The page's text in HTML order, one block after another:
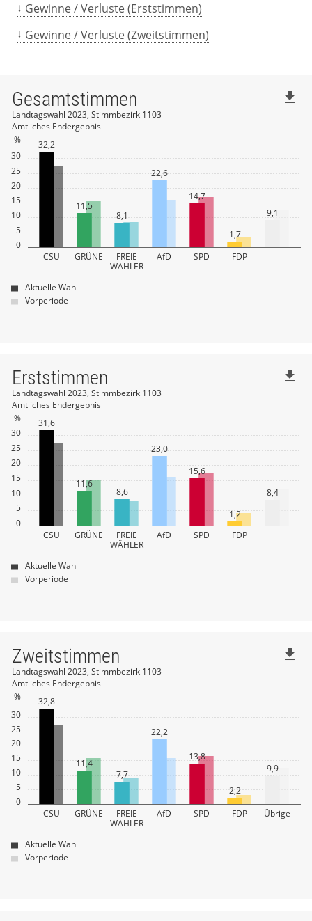
Gewinne / Verluste (Erststimmen)
Gewinne / Verluste (Zweitstimmen)
0
5
10
15
20
25
30
%
CSU GRÜNE FREIE
WÄHLER
AfD SPD FDP
32,2
11,5
8,1
22,6
14,7
1,7
9,1
Gesamtstimmen
Landtagswahl 2023, Stimmbezirk 1103
Amtliches Endergebnis
Aktuelle Wahl
Vorperiode
file_download
0
5
10
15
20
25
30
%
CSU GRÜNE FREIE
WÄHLER
AfD SPD FDP
31,6
11,6
8,6
23,0
15,6
1,2
8,4
Erststimmen
Landtagswahl 2023, Stimmbezirk 1103
Amtliches Endergebnis
Aktuelle Wahl
Vorperiode
file_download
0
5
10
15
20
25
30
%
CSU GRÜNE FREIE
WÄHLER
AfD SPD FDP Übrige
32,8
11,4
7,7
22,2
13,8
2,2
9,9
Zweitstimmen
Landtagswahl 2023, Stimmbezirk 1103
Amtliches Endergebnis
Aktuelle Wahl
Vorperiode
file_download